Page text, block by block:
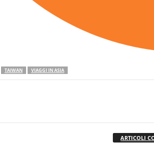
TAIWAN VIAGGI IN ASIA
ARTICOLI